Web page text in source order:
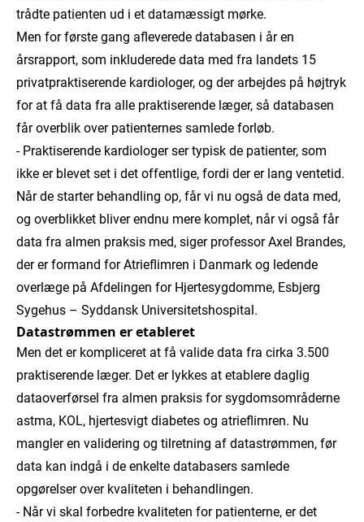
trådte patienten ud i et datamæssigt mørke.
Men for første gang afleverede databasen i år en
årsrapport, som inkluderede data med fra landets 15
privatpraktiserende kardiologer, og der arbejdes på højtryk
for at få data fra alle praktiserende læger, så databasen
får overblik over patienternes samlede forløb.
- Praktiserende kardiologer ser typisk de patienter, som
ikke er blevet set i det offentlige, fordi der er lang ventetid.
Når de starter behandling op, får vi nu også de data med,
og overblikket bliver endnu mere komplet, når vi også får
data fra almen praksis med, siger professor Axel Brandes,
der er formand for Atrieflimren i Danmark og ledende
overlæge på Afdelingen for Hjertesygdomme, Esbjerg
Sygehus – Syddansk Universitetshospital.
Datastrømmen er etableret
Men det er kompliceret at få valide data fra cirka 3.500
praktiserende læger. Det er lykkes at etablere daglig
dataoverførsel fra almen praksis for sygdomsområderne
astma, KOL, hjertesvigt diabetes og atrieflimren. Nu
mangler en validering og tilretning af datastrømmen, før
data kan indgå i de enkelte databasers samlede
opgørelser over kvaliteten i behandlingen.
- Når vi skal forbedre kvaliteten for patienterne, er det